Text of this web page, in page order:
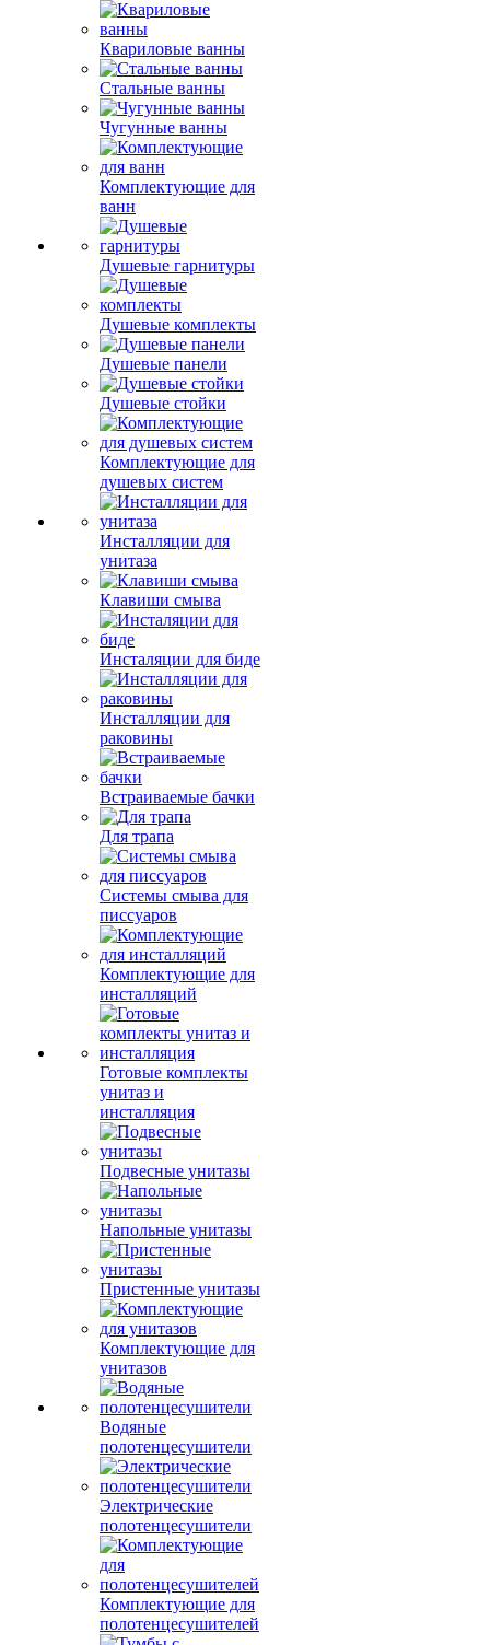
Квариловые ванны
Стальные ванны
Чугунные ванны
Комплектующие для
ванн
Душевые гарнитуры
Душевые комплекты
Душевые панели
Душевые стойки
Комплектующие для
душевых систем
Инсталляции для
унитаза
Клавиши смыва
Инсталяции для биде
Инсталляции для
раковины
Встраиваемые бачки
Для трапа
Системы смыва для
писсуаров
Комплектующие для
инсталляций
Готовые комплекты
унитаз и
инсталляция
Подвесные унитазы
Напольные унитазы
Пристенные унитазы
Комплектующие для
унитазов
Водяные
полотенцесушители
Электрические
полотенцесушители
Комплектующие для
полотенцесушителей